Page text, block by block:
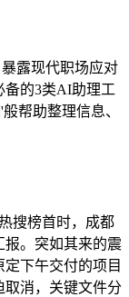
露现代职场应对
备的3类AI助理工
帮助整理信息、
搜榜首时，成都
报。突如其来的震
下午交付的项目
取消，关键文件分